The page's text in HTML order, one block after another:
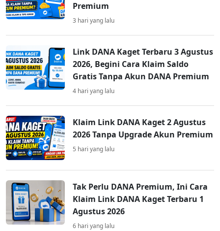
Premium
3 hari yang lalu
Link DANA Kaget Terbaru 3 Agustus
2026, Begini Cara Klaim Saldo
Gratis Tanpa Akun DANA Premium
4 hari yang lalu
Klaim Link DANA Kaget 2 Agustus
2026 Tanpa Upgrade Akun Premium
5 hari yang lalu
Tak Perlu DANA Premium, Ini Cara
Klaim Link DANA Kaget Terbaru 1
Agustus 2026
6 hari yang lalu